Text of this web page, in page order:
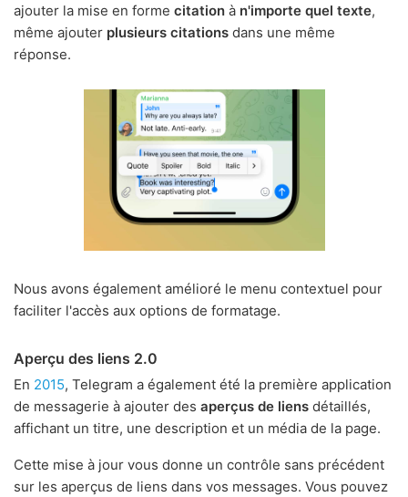
ajouter la mise en forme citation à n'importe quel texte,
même ajouter plusieurs citations dans une même
réponse.
Nous avons également amélioré le menu contextuel pour
faciliter l'accès aux options de formatage.
Aperçu des liens 2.0
En 2015, Telegram a également été la première application
de messagerie à ajouter des aperçus de liens détaillés,
affichant un titre, une description et un média de la page.
Cette mise à jour vous donne un contrôle sans précédent
sur les aperçus de liens dans vos messages. Vous pouvez